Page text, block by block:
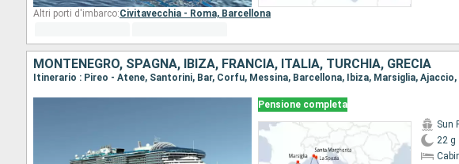
Altri porti d'imbarco:Civitavecchia - Roma, Barcellona
MONTENEGRO, SPAGNA, IBIZA, FRANCIA, ITALIA, TURCHIA, GRECIA
Pensione completa
Sun
22 g